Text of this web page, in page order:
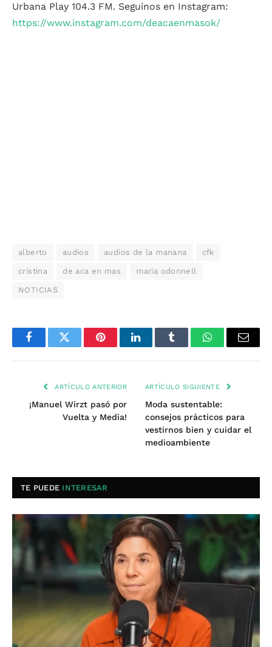
Urbana Play 104.3 FM. Seguinos en Instagram:
https://www.instagram.com/deacaenmasok/
alberto audios audios de la manana cfk
cristina de aca en mas maria odonnell
NOTICIAS
FacebookTwitter PinterestLinkedInTumblr WhatsAppEmail
ARTÍCULO ANTERIOR
¡Manuel Wirzt pasó por
Vuelta y Media!
ARTÍCULO SIGUIENTE
Moda sustentable:
consejos prácticos para
vestirnos bien y cuidar el
medioambiente
TE PUEDE INTERESAR